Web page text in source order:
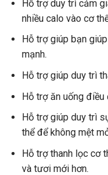
Hỗ trợ duy trì cảm
nhiều calo vào cơ
Hỗ trợ giúp bạn
mạnh.
Hỗ trợ giúp duy trì
Hỗ trợ ăn uống điều
Hỗ trợ giúp duy trì
thể để không mệt
Hỗ trợ thanh lọc cơ
và tươi mới hơn.